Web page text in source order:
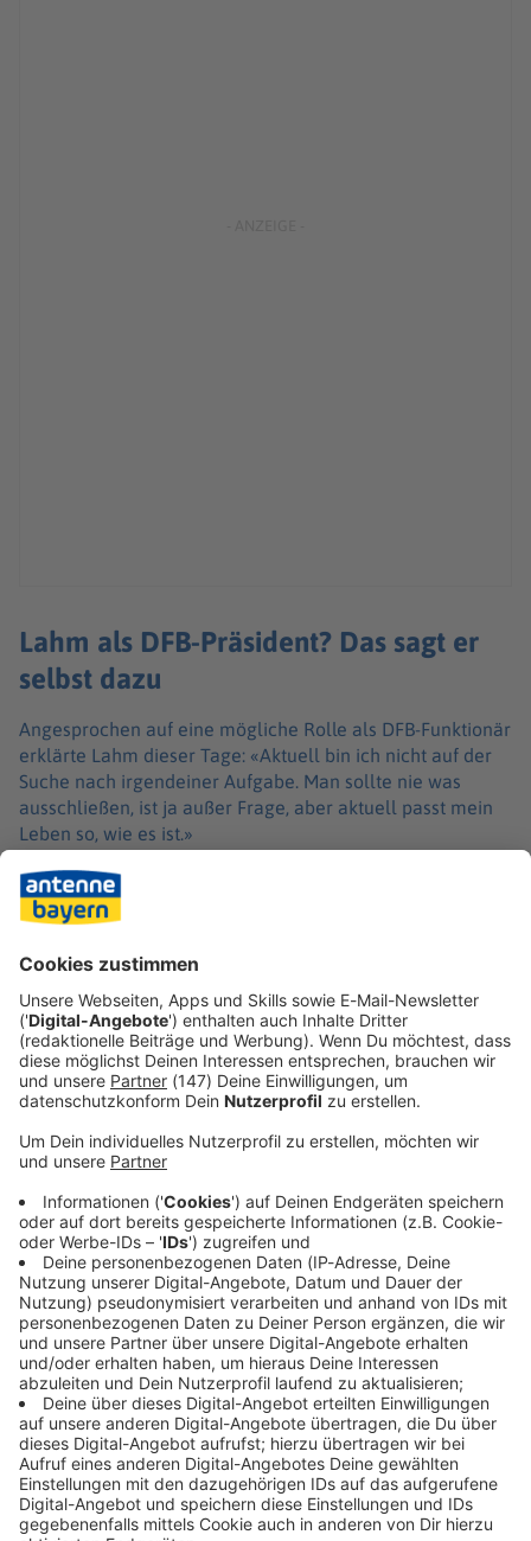
Lahm als DFB-Präsident? Das sagt er
selbst dazu
Angesprochen auf eine mögliche Rolle als DFB-Funktionär
erklärte Lahm dieser Tage: «Aktuell bin ich nicht auf der
Suche nach irgendeiner Aufgabe. Man sollte nie was
ausschließen, ist ja außer Frage, aber aktuell passt mein
Leben so, wie es ist.»
Geld könne bei der Übernahme einer solchen Aufgabe
«selbstverständlich nicht der motivierende Faktor sein»,
sagte Strunz. «Dennoch ließen sich mit Sicherheit Leute
finden, die in ihrer Karriere genug verdient haben und
Immer auf dem Laufenden
bleiben!